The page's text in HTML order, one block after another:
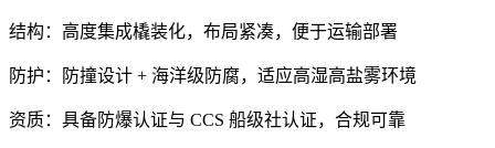
结构：高度集成橇装化，布局紧凑，便于运输部署
防护：防撞设计 + 海洋级防腐，适应高湿高盐雾环境
资质：具备防爆认证与 CCS 船级社认证，合规可靠